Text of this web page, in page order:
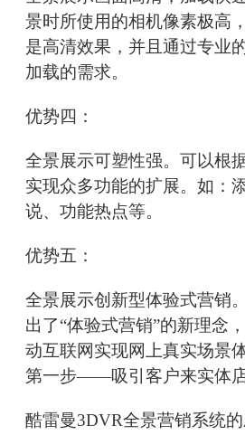
景时所使用的相机像素极高
是高清效果，并且通过专业
加载的需求。
优势四：
全景展示可塑性强。可以根
实现众多功能的扩展。如：
说、功能热点等。
优势五：
全景展示创新型体验式营销
出了“体验式营销”的新理念
动互联网实现网上真实场景
第一步——吸引客户来实体店
酷雷曼3DVR全景营销系统